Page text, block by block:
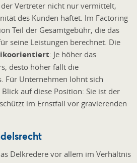
Vertreter nicht nur vermittelt,
des Kunden haftet. Im Factoring
Teil der Gesamtgebühr, die das
seine Leistungen berechnet. Die
: Je höher das
desto höher fällt die
Für Unternehmen lohnt sich
auf diese Position: Sie ist der
im Ernstfall vor gravierenden
Delkredere vor allem im Verhältnis